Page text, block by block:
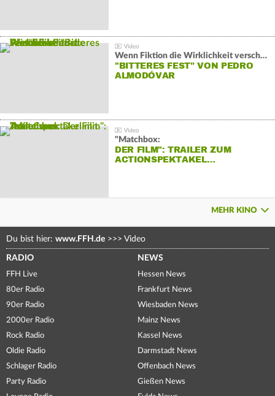
Wenn Fiktion die Wirklichkeit verschiebt:
"BITTERES FEST" VON PEDRO
ALMODÓVAR
"Matchbox:
DER FILM": TRAILER ZUM
ACTIONSPEKTAKEL…
MEHR KINO
Du bist hier: www.FFH.de >>> Video
RADIO
FFH Live
80er Radio
90er Radio
2000er Radio
Rock Radio
Oldie Radio
Schlager Radio
Party Radio
NEWS
Hessen News
Frankfurt News
Wiesbaden News
Mainz News
Kassel News
Darmstadt News
Offenbach News
Gießen News